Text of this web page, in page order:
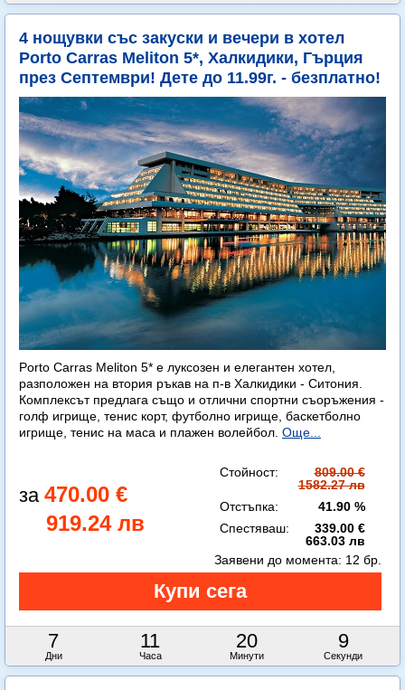
4 нощувки със закуски и вечери в хотел
Porto Carras Meliton 5*, Халкидики, Гърция
през Септември! Дете до 11.99г. - безплатно!
Porto Carras Meliton 5* е луксозен и елегантен хотел,
разположен на втория ръкав на п-в Халкидики - Ситония.
Комплексът предлага също и отлични спортни съоръжения -
голф игрище, тенис корт, футболно игрище, баскетболно
игрище, тенис на маса и плажен волейбол. Още...
470.00 €
919.24 лв
Стойност:
809.00 €
1582.27 лв
Отстъпка:
41.90 %
Спестяваш:
339.00 €
663.03 лв
7
Дни
11
Часа
20
Минути
8
Секунди
Заявени до момента: 12 бр.